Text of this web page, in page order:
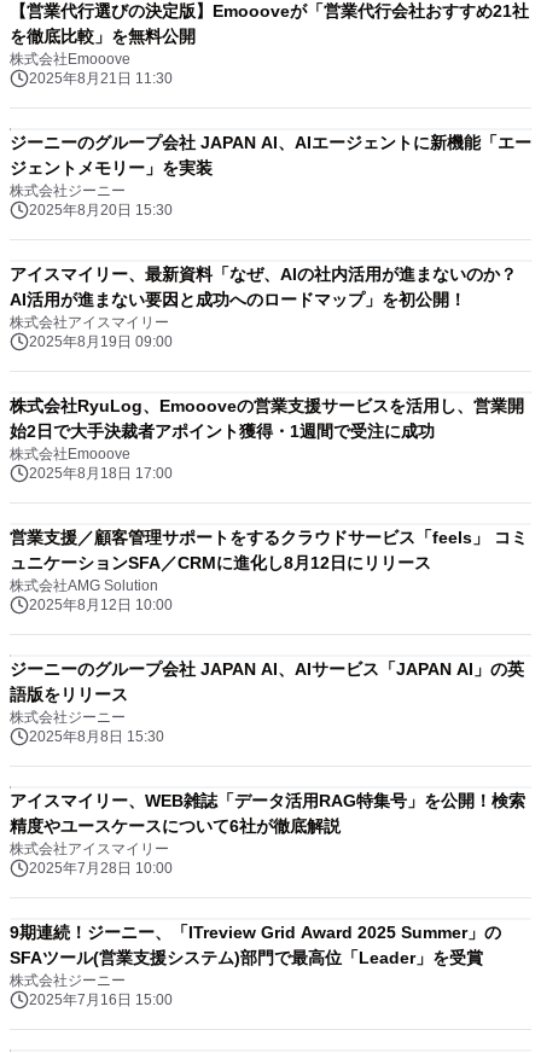
【営業代行選びの決定版】Emoooveが「営業代行会社おすすめ21社
を徹底比較」を無料公開
株式会社Emooove
2025年8月21日 11:30
ジーニーのグループ会社 JAPAN AI、AIエージェントに新機能「エー
ジェントメモリー」を実装
株式会社ジーニー
2025年8月20日 15:30
アイスマイリー、最新資料「なぜ、AIの社内活用が進まないのか？
AI活用が進まない要因と成功へのロードマップ」を初公開！
株式会社アイスマイリー
2025年8月19日 09:00
株式会社RyuLog、Emoooveの営業支援サービスを活用し、営業開
始2日で大手決裁者アポイント獲得・1週間で受注に成功
株式会社Emooove
2025年8月18日 17:00
営業支援／顧客管理サポートをするクラウドサービス「feels」 コミ
ュニケーションSFA／CRMに進化し8月12日にリリース
株式会社AMG Solution
2025年8月12日 10:00
ジーニーのグループ会社 JAPAN AI、AIサービス「JAPAN AI」の英
語版をリリース
株式会社ジーニー
2025年8月8日 15:30
アイスマイリー、WEB雑誌「データ活用RAG特集号」を公開！検索
精度やユースケースについて6社が徹底解説
株式会社アイスマイリー
2025年7月28日 10:00
9期連続！ジーニー、「ITreview Grid Award 2025 Summer」の
SFAツール(営業支援システム)部門で最高位「Leader」を受賞
株式会社ジーニー
2025年7月16日 15:00